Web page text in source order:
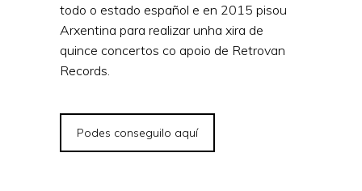
todo o estado español e en 2015 pisou
Arxentina para realizar unha xira de
quince concertos co apoio de Retrovan
Records.
Podes conseguilo aquí